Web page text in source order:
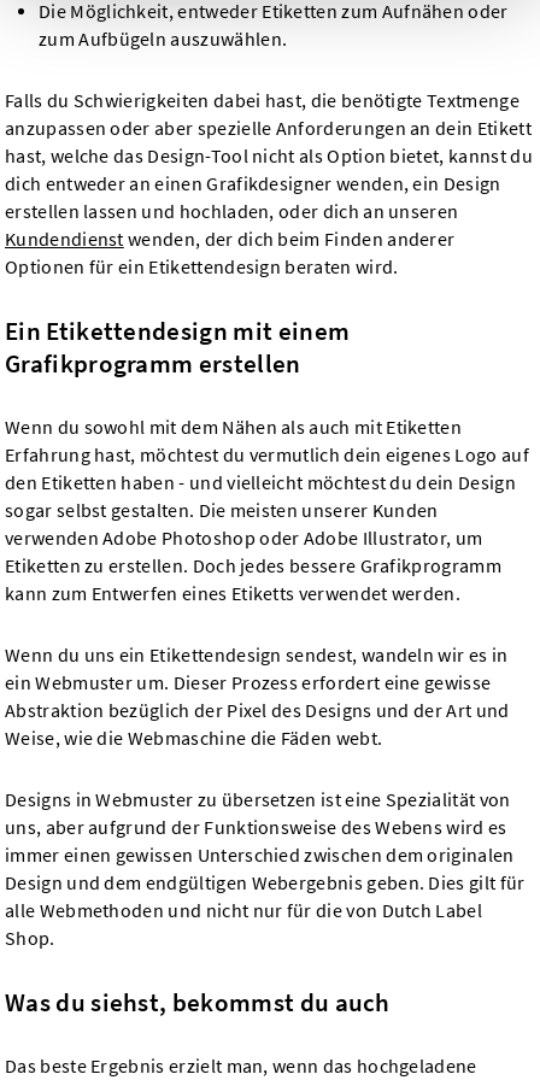
Die Möglichkeit, entweder Etiketten zum Aufnähen oder
zum Aufbügeln auszuwählen.
Falls du Schwierigkeiten dabei hast, die benötigte Textmenge
anzupassen oder aber spezielle Anforderungen an dein Etikett
hast, welche das Design-Tool nicht als Option bietet, kannst du
dich entweder an einen Grafikdesigner wenden, ein Design
erstellen lassen und hochladen, oder dich an unseren
Kundendienst wenden, der dich beim Finden anderer
Optionen für ein Etikettendesign beraten wird.
Ein Etikettendesign mit einem
Grafikprogramm erstellen
Wenn du sowohl mit dem Nähen als auch mit Etiketten
Erfahrung hast, möchtest du vermutlich dein eigenes Logo auf
den Etiketten haben - und vielleicht möchtest du dein Design
sogar selbst gestalten. Die meisten unserer Kunden
verwenden Adobe Photoshop oder Adobe Illustrator, um
Etiketten zu erstellen. Doch jedes bessere Grafikprogramm
kann zum Entwerfen eines Etiketts verwendet werden.
Wenn du uns ein Etikettendesign sendest, wandeln wir es in
ein Webmuster um. Dieser Prozess erfordert eine gewisse
Abstraktion bezüglich der Pixel des Designs und der Art und
Weise, wie die Webmaschine die Fäden webt.
Designs in Webmuster zu übersetzen ist eine Spezialität von
uns, aber aufgrund der Funktionsweise des Webens wird es
immer einen gewissen Unterschied zwischen dem originalen
Design und dem endgültigen Webergebnis geben. Dies gilt für
alle Webmethoden und nicht nur für die von Dutch Label
Shop.
Was du siehst, bekommst du auch
Das beste Ergebnis erzielt man, wenn das hochgeladene